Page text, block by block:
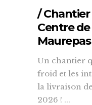
/
Centre de
Maurepas
Un chantier
froid et les
la livraison
2026 ! ...